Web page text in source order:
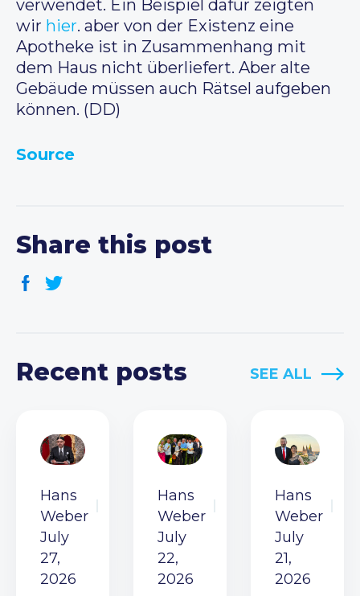
verwendet. Ein Beispiel dafür zeigten
wir hier. aber von der Existenz eine
Apotheke ist in Zusammenhang mit
dem Haus nicht überliefert. Aber alte
Gebäude müssen auch Rätsel aufgeben
können. (DD)
Source
Share this post
Recent posts SEE ALL
Hans
Weber
July
27,
2026
Hans
Weber
July
22,
2026
Hans
Weber
July
21,
2026